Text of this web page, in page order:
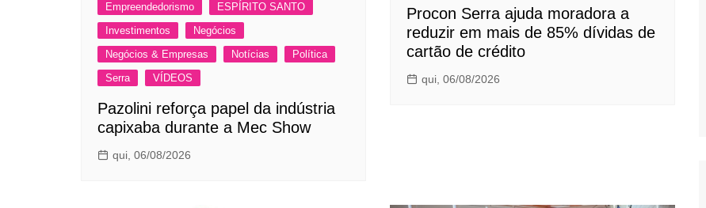
Empreendedorismo
ESPÍRITO SANTO
Investimentos
Negócios
Negócios & Empresas
Notícias
Política
Serra
VÍDEOS
Pazolini reforça papel da indústria
capixaba durante a Mec Show
qui, 06/08/2026
Procon Serra ajuda moradora a
reduzir em mais de 85% dívidas de
cartão de crédito
qui, 06/08/2026